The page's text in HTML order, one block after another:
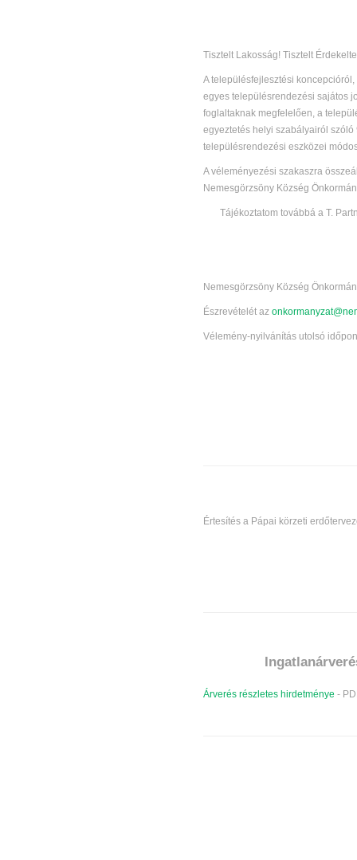
Tisztelt Lakosság! Tisztelt
A településfejlesztési
egyes településrendezési sajátos
foglaltaknak megfelelően, a
egyeztetés helyi szabályairól
településrendezési eszközei
A véleményezési szakaszra
Nemesgörzsöny Község
Tájékoztatom továbbá a T.
Nemesgörzsöny Község
Észrevételét az
Vélemény-nyilvánítás utolsó
Értesítés a Pápai körzeti
Árverés részletes hirdetménye -